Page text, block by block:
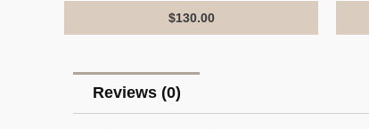
$130.00
Reviews (0)